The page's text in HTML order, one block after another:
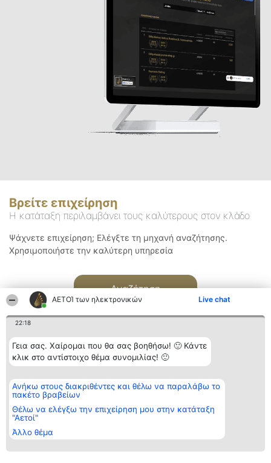
ΑΕΤΟΊ των ηλεκτρονικών Live chat
22:18
Γεια σας. Χαίρομαι που θα σας βοηθήσω! 🙂 Κάντε
κλικ στο αντίστοιχο θέμα συνομιλίας! 🙂
Ανήκω στους διακριθέντες και θέλω να παραλάβω το
πακέτο βραβείων
Θέλω να ελέγξω την επιχείρηση μου στην κατάταξη
"Αετοί"
Άλλο θέμα
Βρείτε επιχείρηση
Η κατάταξη περιλαμβάνει τους καλύτερους στον κλάδο
Ψάχνετε επιχείρηση; Ελέγξτε τη μηχανή αναζήτησης.
Χρησιμοποιήστε την καλύτερη υπηρεσία
Αναζήτηση
Διοργανωτής της
κατάταξης
BEAUTIFUL COMPANY
ΤΗΛ. ΕΠΙΚΟΙΝΩΝΙΑΣ:
2104128019
email:
aetoi@beautifulcompany.co
Κατάταξη
Διακριθέντες
των
διακριθέντων
προϋποθέσεις
Επικοινωνία
Επικοινωνία